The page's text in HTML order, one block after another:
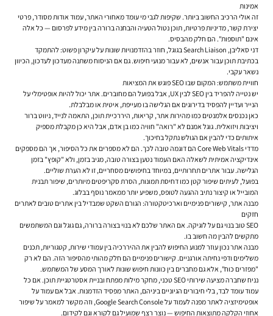
אמינות
זה אולי הרכיב החשוב ביותר. שקיפות לגבי מי עומד מאחורי האתר, עמוד אודות מסודר, פרטי
יצירת קשר, מדיניות פרטיות, תוכן נטול הטעיה והבחנה ברורה בין מידע לפרסום — כל אלה
אינם "תוספות". הם חלק מהבסיס.
דני סאליבן, Search Liaison בגוגל, חוזר בהזדמנויות שונות על עיקרון פשוט: להתמקד
בכתיבת תוכן עבור אנשים, לא עבור מנועי חיפוש. גם אם הניסוח משתנה מעדכון לעדכון, הכיוון
נשאר עקבי.
חוויית משתמש: המקום שבו SEO פוגש את המציאות
יש נטייה להפריד בין SEO לבין UX, אבל בפועל הם מחוברים. אתר יכול להיות אופטימלי על
הנייר ועדיין להפסיד בדירוגים אם הגלישה בו מעייפת, איטית או מבלבלת.
כאן נכנסים אלמנטים כמו מהירות אתר, קריאות, היררכיית תוכן, התאמה לנייד, ניווט ברור
ויציבות ויזואלית. גוגל אמנם לא "רואה" חוויה כמו בן אדם, אבל היא כן מקבלת מספיק
איתותים כדי להבין אם הגולש נתקל בחיכוך.
מדדי Core Web Vitals הם דוגמה טובה לכך. הם לא מספרים את כל הסיפור, אך הם מספקים
אינדיקציה אמיתית לשאלה האם העמוד נטען בצורה טובה, מגיב בזמן, ולא "קופץ" בזמן
הגלישה. עבור אתרים תחרותיים, במיוחד בחיפושים מסחריים, זו לא הערת שוליים.
בפועל, לעיתים שיפור קטן כמו דחיסת תמונות, הסרת סקריפטים מיותרים, שיפור תבנית
המובייל או קיצור נתיב ההגעה לטופס, משפיע יותר ממאמר נוסף בבלוג.
מבנה אתר, קישורים פנימיים וארכיטקטורה: הגורם השקט שמבדיל בין אתרים טובים לאתרים
חזקים
SEO טוב בנוי גם על לוגיקה. אם האתר שלכם לא בנוי בצורה ברורה, גם גוגל וגם המשתמשים
מתקשים להבין מה חשוב בו.
מבנה אתר נכון עוזר למנוע החיפוש להבין את ההיררכיה בין עמודי שירות, קטגוריות, תכנים
משלימים ודפי נחיתה אורגניים. קישורים פנימיים הם חלק מהותי מהסיפור הזה. הם לא רק
"מפזרים כוח", אלא גם מחברים בין כוונות חיפוש שונות לאורך המסע של המשתמש.
נניח שחברה מציעה שירותי SEO טכני, מחקר מילות מפתח ובניית אסטרטגיית תוכן. אם כל
עמוד עומד לבד, בלי חיבורים הגיוניים ביניהם, האתר מפסיד הזדמנות. אבל אם עמוד על
אופטימיזציה לאתר מפנה לעמוד על Google Search Console, וזה מקשר למאמר על שיפור
אחוזי הקלקה מתוצאות החיפוש — נוצר רצף שמועיל גם לקורא וגם לקידום.